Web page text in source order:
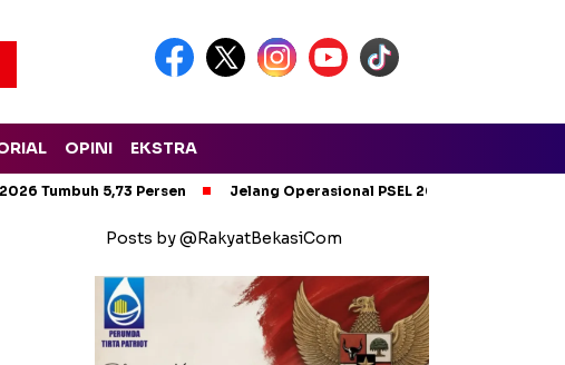
OPINI EKSTRA
Tumbuh 5,73 Persen Jelang Operasional PSEL 2028, 28 Truk
Posts by @RakyatBekasiCom